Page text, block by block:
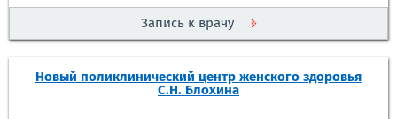
Запись к врачу
Новый поликлинический центр женского здоровья
С.Н. Блохина